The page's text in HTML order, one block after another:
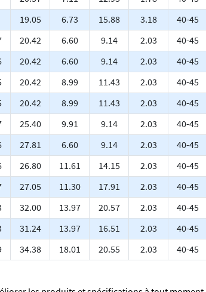
19.05 6.73 15.88 3.18 40-45
20.42 6.60 9.14 2.03 40-45
20.42 6.60 9.14 2.03 40-45
20.42 8.99 11.43 2.03 40-45
20.42 8.99 11.43 2.03 40-45
25.40 9.91 9.14 2.03 40-45
27.81 6.60 9.14 2.03 40-45
26.80 11.61 14.15 2.03 40-45
27.05 11.30 17.91 2.03 40-45
32.00 13.97 20.57 2.03 40-45
31.24 13.97 16.51 2.03 40-45
34.38 18.01 20.55 2.03 40-45